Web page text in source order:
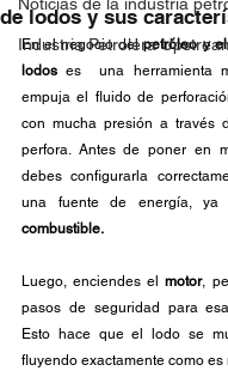
Industria Petrolera
de lodos y sus
En el negocio del petróleo y
lodos es  una herramienta
empuja el fluido de
con mucha presión a través
perfora. Antes de poner en
debes configurarla
una fuente de energía,
combustible.
Luego, enciendes el motor,
pasos de seguridad para
Esto hace que el lodo se
fluyendo exactamente como